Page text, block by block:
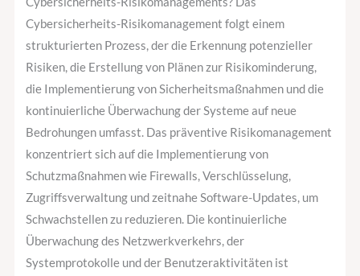
Cybersicherheits-Risikomanagement folgt einem
strukturierten Prozess, der die Erkennung potenzieller
Risiken, die Erstellung von Plänen zur Risikominderung,
die Implementierung von Sicherheitsmaßnahmen und die
kontinuierliche Überwachung der Systeme auf neue
Bedrohungen umfasst. Das präventive Risikomanagement
konzentriert sich auf die Implementierung von
Schutzmaßnahmen wie Firewalls, Verschlüsselung,
Zugriffsverwaltung und zeitnahe Software-Updates, um
Schwachstellen zu reduzieren. Die kontinuierliche
Überwachung des Netzwerkverkehrs, der
Systemprotokolle und der Benutzeraktivitäten ist